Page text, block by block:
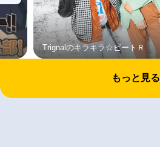
Trignalのキラキラ☆ビートＲ
もっと見る